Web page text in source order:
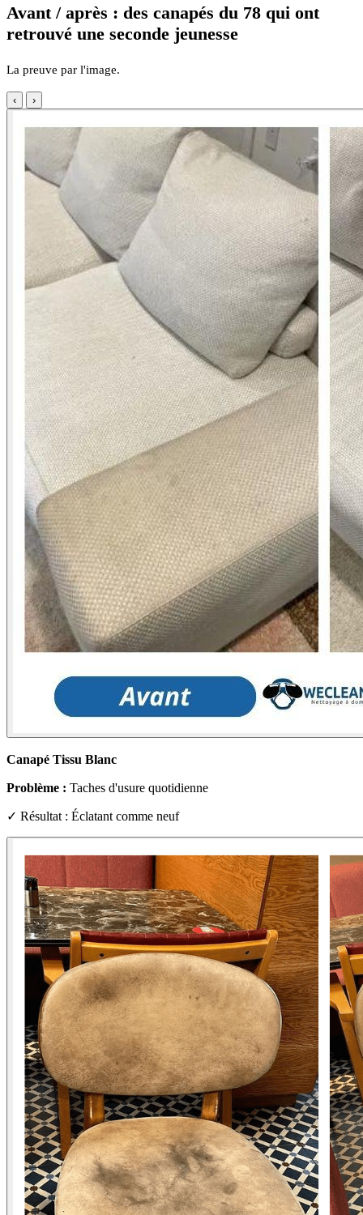
Avant / après : des canapés du 78 qui ont
retrouvé une seconde jeunesse
La preuve par l'image.
‹ ›
Canapé Tissu Blanc
Problème : Taches d'usure quotidienne
✓ Résultat : Éclatant comme neuf